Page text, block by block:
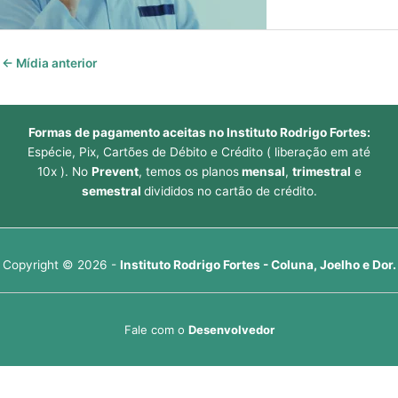
← Mídia anterior
Formas de pagamento aceitas no Instituto Rodrigo Fortes:
Espécie, Pix, Cartões de Débito e Crédito ( liberação em até
10x ). No Prevent, temos os planosmensal, trimestral e
semestral divididos no cartão de crédito.
Copyright © 2026 - Instituto Rodrigo Fortes - Coluna, Joelho e Dor.
Fale com o Desenvolvedor